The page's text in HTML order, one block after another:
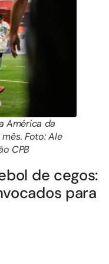
América da
Foto: Ale
CPB
de cegos:
para